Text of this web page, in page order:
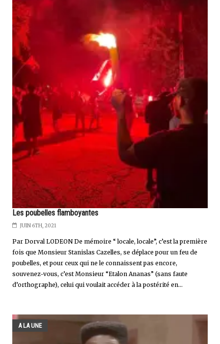
Les poubelles flamboyantes
JUIN 6TH, 2021
Par Dorval LODEON De mémoire “ locale, locale”, c’est la première
fois que Monsieur Stanislas Cazelles, se déplace pour un feu de
poubelles, et pour ceux qui ne le connaissent pas encore,
souvenez-vous, c’est Monsieur “Etalon Ananas” (sans faute
d’orthographe), celui qui voulait accéder à la postérité en...
A LA UNE